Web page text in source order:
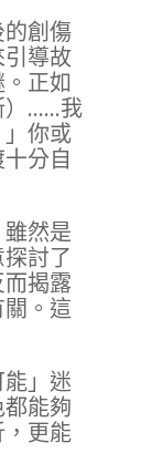
創傷
導故
正如
）……我
你或
分自
然是
討了
揭露
。這
」迷
能夠
更能